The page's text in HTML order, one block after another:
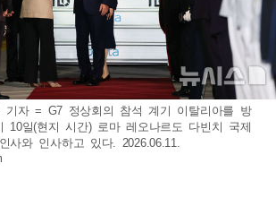
기자 = G7 정상회의 참석 계기 이탈리아를 방
10일(현지 시간) 로마 레오나르도 다빈치 국제
사와 인사하고 있다. 2026.06.11.